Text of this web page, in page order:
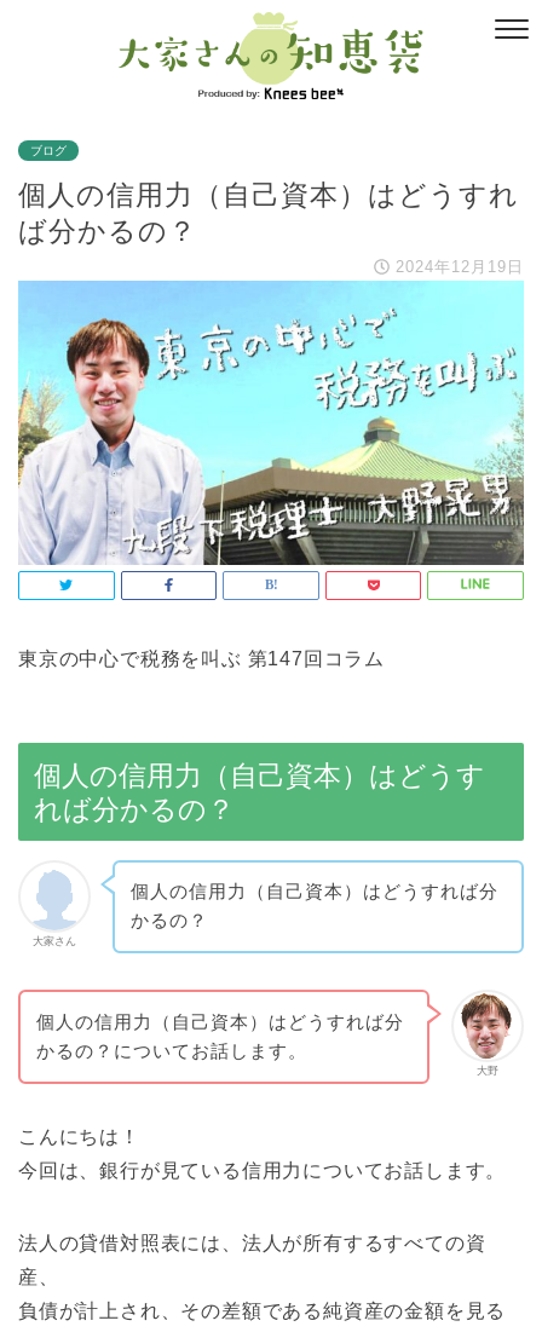
ブログ
個人の信用力（自己資本）はどうすれ
ば分かるの？
2024年12月19日
東京の中心で税務を叫ぶ 第147回コラム
個人の信用力（自己資本）はどうす
れば分かるの？
大家さん
個人の信用力（自己資本）はどうすれば分
かるの？
大野
個人の信用力（自己資本）はどうすれば分
かるの？についてお話します。
こんにちは！
今回は、銀行が見ている信用力についてお話します。
法人の貸借対照表には、法人が所有するすべての資
産、
負債が計上され、その差額である純資産の金額を見る